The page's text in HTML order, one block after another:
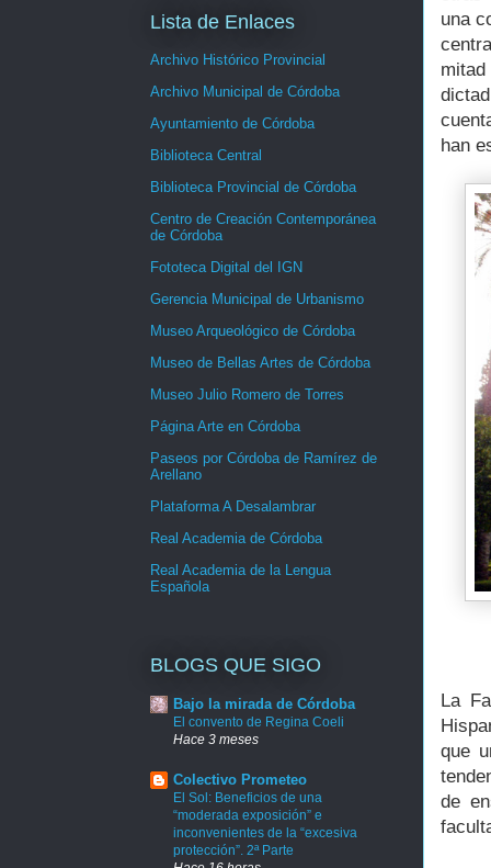
una
mitad
han
La
que
de
Lista de Enlaces
Archivo Histórico Provincial
Archivo Municipal de Córdoba
Ayuntamiento de Córdoba
Biblioteca Central
Biblioteca Provincial de Córdoba
Centro de Creación Contemporánea
de Córdoba
Fototeca Digital del IGN
Gerencia Municipal de Urbanismo
Museo Arqueológico de Córdoba
Museo de Bellas Artes de Córdoba
Museo Julio Romero de Torres
Página Arte en Córdoba
Paseos por Córdoba de Ramírez de
Arellano
Plataforma A Desalambrar
Real Academia de Córdoba
Real Academia de la Lengua
Española
BLOGS QUE SIGO
Bajo la mirada de Córdoba
El convento de Regina Coeli
Hace 3 meses
Colectivo Prometeo
El Sol: Beneficios de una
“moderada exposición” e
inconvenientes de la “excesiva
protección”. 2ª Parte